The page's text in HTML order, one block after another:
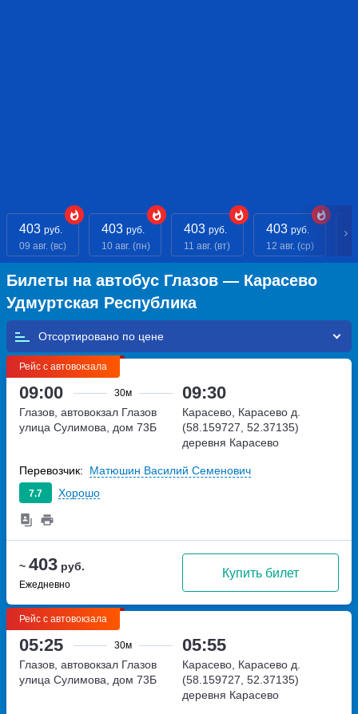
403 руб.
09 авг. (вс)
403 руб.
10 авг. (пн)
403 руб.
11 авг. (вт)
403 руб.
12 авг. (ср)
Билеты на автобус Глазов — Карасево
Удмуртская Республика
Отсортировано по
Рейс с автовокзала
09:00 30м 09:30
~ 403 руб.
Ежедневно
Купить билет
Глазов, автовокзал Глазов
улица Сулимова, дом 73Б
Карасево, Карасево д.
(58.159727, 52.37135)
деревня Карасево
7.7 Хорошо
Перевозчик: Матюшин Василий Семенович
Рейс с автовокзала
05:25 30м 05:55
Глазов, автовокзал Глазов
улица Сулимова, дом 73Б
Карасево, Карасево д.
(58.159727, 52.37135)
деревня Карасево